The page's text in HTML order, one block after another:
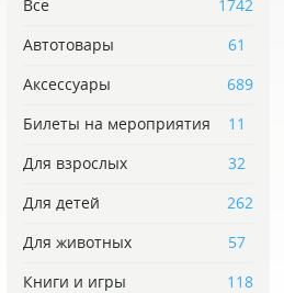
Все
1742
Автотовары
61
Аксессуары
689
Билеты на мероприятия
11
Для взрослых
32
Для детей
262
Для животных
57
Книги и игры
118